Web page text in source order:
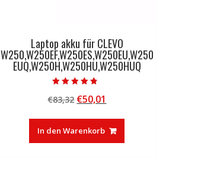
Laptop akku für CLEVO
W250,W250EF,W250ES,W250EU,W250
EUQ,W250H,W250HU,W250HUQ
4.50
von 5
€83,32 Ursprünglicher
war:
€83,32
€50,01
ist:
€50,01.
In den Warenkorb